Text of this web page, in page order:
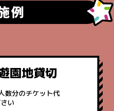
園地貸切
数分のチケット代
い